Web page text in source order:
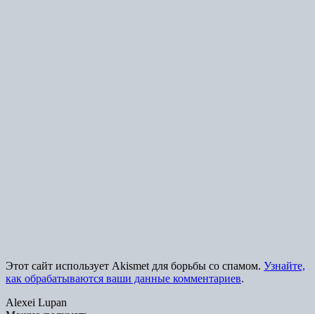
Этот сайт использует Akismet для борьбы со спамом. Узнайте,
как обрабатываются ваши данные комментариев.
Alexei Lupan